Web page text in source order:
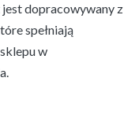
dopracowywany z
spełniają
w